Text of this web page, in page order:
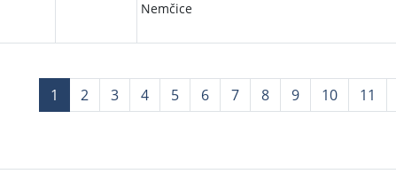
Nemčice
1 Aktuálna
stránka
2 3 4 5 6 7 8 9 10 11